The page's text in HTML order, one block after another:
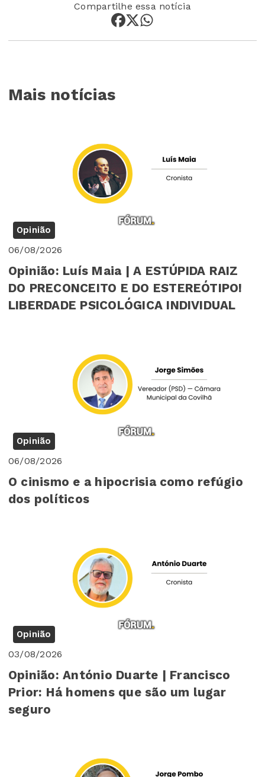
Compartilhe essa notícia
Mais notícias
Opinião
06/08/2026
Opinião: Luís Maia | A ESTÚPIDA RAIZ
DO PRECONCEITO E DO ESTEREÓTIPO!
LIBERDADE PSICOLÓGICA INDIVIDUAL
Opinião
06/08/2026
O cinismo e a hipocrisia como refúgio
dos políticos
Opinião
03/08/2026
Opinião: António Duarte | Francisco
Prior: Há homens que são um lugar
seguro